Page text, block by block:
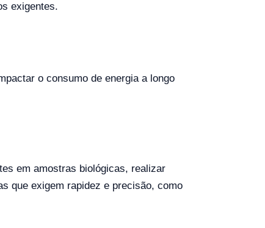
exigentes.
o consumo de energia a longo
em amostras biológicas, realizar
que exigem rapidez e precisão, como